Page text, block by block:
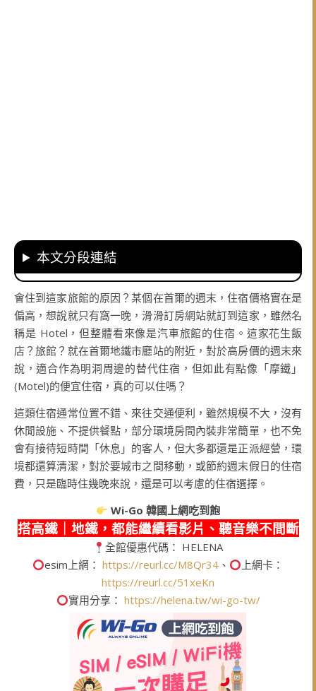
本文分段連結
會住到這家旅館的原因？某個在首爾的週末，住宿價格實在是
偏高，想說就只有窩一晚，滑滑訂房網站就訂到這家，雖然名
稱是 Hotel，但整體看來像是汽車旅館的住宿。這家花生飯
店？旅館？就在首爾地鐵市廳站的附近，對於高房價的週末來
說，適合作為明洞周邊的替代住宿，但如此有點像「摩鐵」
(Motel)的便宜住宿，真的可以住嗎？
這類住宿通常位置不錯、來往交通便利，雖然規模不大，沒有
休閒設施、不提供餐點，部分環境房間內裝非常簡單，也不免
會有接待短時間「休息」的客人，但大多都還是正派經營，環
境都還算清潔，對於要城市之間移動，或節約週末假日的住宿
費，只是臨時住幾晚來說，還是可以考慮的住宿選擇。
Wi-Go韓國上網吃到飽
搭高鐵｜地鐵，都能繼續看影片、聽音樂不間斷
全館優惠代碼： HELENA
esim上網： https://reurl.cc/M8Qr34 、
上網卡：
https://reurl.cc/51xeKn
實用分享： https://helena.tw/wi-go-tw/